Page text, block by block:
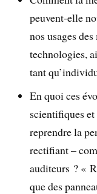
peuvent-elle
nos usages
technologies,
tant
En quoi ces
scientifiques
reprendre la
rectifiant –
auditeurs ? «
que des